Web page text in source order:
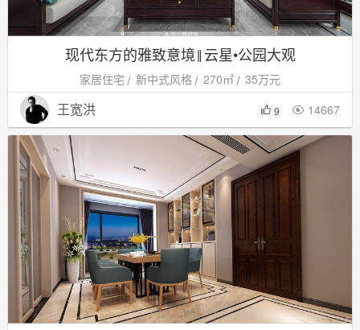
现代东方的雅致意境‖云星•公园大观
家居住宅 新中式风格 270㎡ 35万元
王宽洪 9  14667